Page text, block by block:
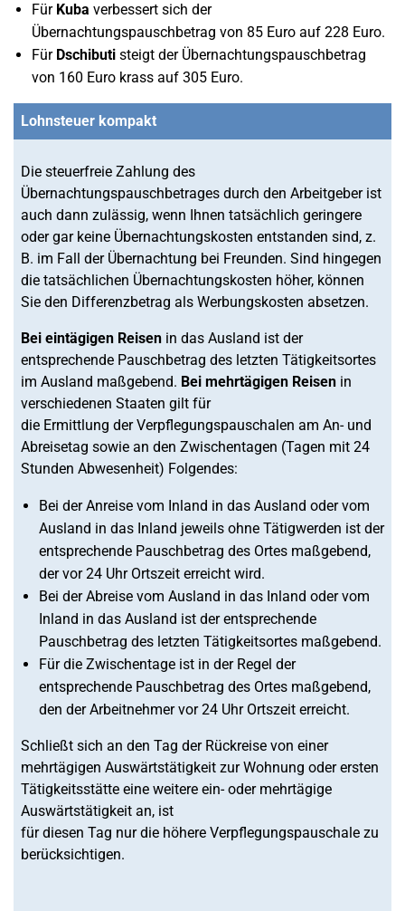
Für Kuba verbessert sich der
Übernachtungspauschbetrag von 85 Euro auf 228 Euro.
Für Dschibuti steigt der Übernachtungspauschbetrag
von 160 Euro krass auf 305 Euro.
Lohnsteuer kompakt
Die steuerfreie Zahlung des
Übernachtungspauschbetrages durch den Arbeitgeber ist
auch dann zulässig, wenn Ihnen tatsächlich geringere
oder gar keine Übernachtungskosten entstanden sind, z.
B. im Fall der Übernachtung bei Freunden. Sind hingegen
die tatsächlichen Übernachtungskosten höher, können
Sie den Differenzbetrag als Werbungskosten absetzen.
Bei eintägigen Reisen in das Ausland ist der
entsprechende Pauschbetrag des letzten Tätigkeitsortes
im Ausland maßgebend. Bei mehrtägigen Reisen in
verschiedenen Staaten gilt für
die Ermittlung der Verpflegungspauschalen am An- und
Abreisetag sowie an den Zwischentagen (Tagen mit 24
Stunden Abwesenheit) Folgendes:
Bei der Anreise vom Inland in das Ausland oder vom
Ausland in das Inland jeweils ohne Tätigwerden ist der
entsprechende Pauschbetrag des Ortes maßgebend,
der vor 24 Uhr Ortszeit erreicht wird.
Bei der Abreise vom Ausland in das Inland oder vom
Inland in das Ausland ist der entsprechende
Pauschbetrag des letzten Tätigkeitsortes maßgebend.
Für die Zwischentage ist in der Regel der
entsprechende Pauschbetrag des Ortes maßgebend,
den der Arbeitnehmer vor 24 Uhr Ortszeit erreicht.
Schließt sich an den Tag der Rückreise von einer
mehrtägigen Auswärtstätigkeit zur Wohnung oder ersten
Tätigkeitsstätte eine weitere ein- oder mehrtägige
Auswärtstätigkeit an, ist
für diesen Tag nur die höhere Verpflegungspauschale zu
berücksichtigen.